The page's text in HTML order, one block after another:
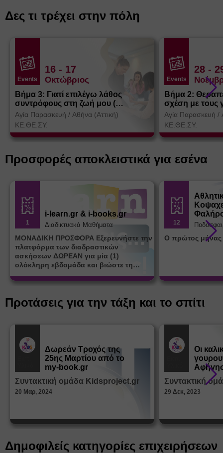
Δες τι τρέχει στην πόλη
Events
16 - 17
Οκτώβριος
Βήμα 3: Γιατί επιλέγω λάθος
συντρόφους στη ζωή μου (
Θεσσαλονίκη)
Αγία Παρασκευή / Αθήνα (Αττική)
ΚΕ.ΘΕ.ΣΥ.
Events
28 -
Βήμα 2:
σχέση με τους
Αγία Παρασκευή /
ΚΕ.ΘΕ.ΣΥ.
Προσφορές αποκλειστικά για εσένα
1
i-learn.gr & i-books.gr
Διαδικτυακά Μαθήματα
ΜΟΝΑΔΙΚΗ ΠΡΟΣΦΟΡΑ Εξερευνήστε την
πλατφόρμα των διαδραστικών
ασκήσεων ΔΩΡΕΑΝ για μία (1)
ολόκληρη εβδομάδα και βιώστε τη
learn.gr* * Αφορά νέες εγγραφές
12
Ο πρώτος
Προτάσεις για την τάξη και το σπίτι
Δωρεάν Tροχός της
25ης Μαρτίου από το
my-book.gr
Συντακτική ομάδα Kidsproject.gr
20 Μαρ, 2024
Οι
από τα
Συντακτική
29 Δεκ, 2023
Δημοφιλείς κατηγορίες επιχειρήσεων